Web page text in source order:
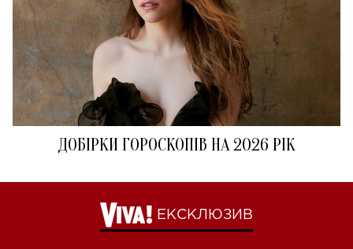
ДОБІРКИ ГОРОСКОПІВ НА 2026 РІК
ЕКСКЛЮЗИВ